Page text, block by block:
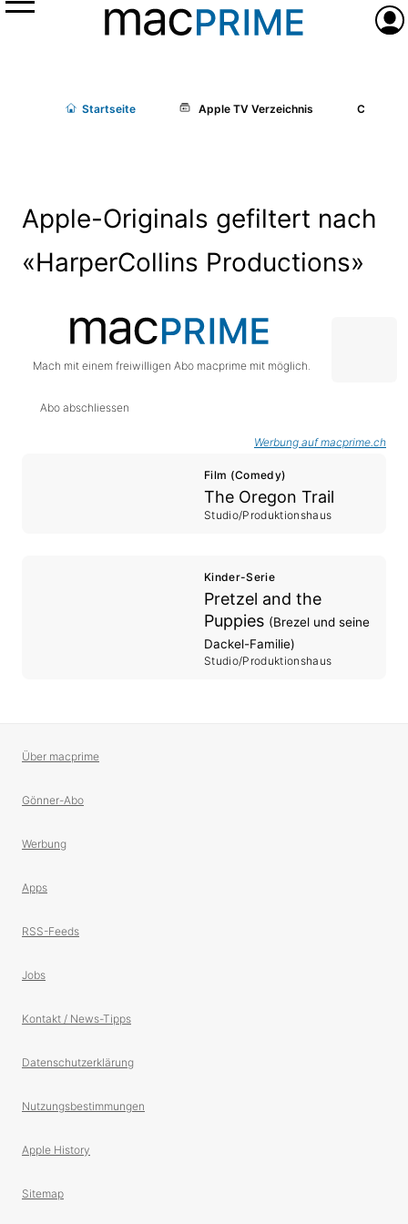
Menü
Startseite Apple TV Verzeichnis Cast/
Apple-Originals gefiltert nach
«HarperCollins Productions»
Mach mit einem freiwilligen Abo macprime mit möglich.
Abo abschliessen
Werbung auf macprime.ch
Film (Comedy)
The Oregon Trail
Studio/Produktionshaus
Kinder-Serie
Pretzel and the
Puppies (Brezel und seine
Dackel-Familie)
Studio/Produktionshaus
Über macprime
Gönner-Abo
Werbung
Apps
RSS-Feeds
Jobs
Kontakt / News-Tipps
Datenschutzerklärung
Nutzungsbestimmungen
Apple History
Sitemap